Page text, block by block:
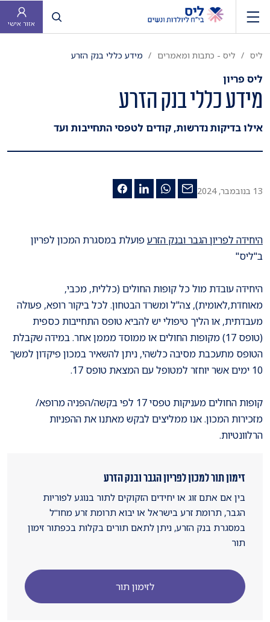
פתח חיפוש
אזור אישי
ליס ליס - כתבות ומאמרים מידע כללי בנק הזרע
ליס פריון
מידע כללי בנק הזרע
אילו בדיקות נדרשות, קודים לטפסי התחייבות ועד
13 בנובמבר, 2024
היחידה לפריון הגבר ובנק הזרעפועלת במסגרת המכון לפריון
ב"ליס"
היחידה עובדת מול כל קופות החולים (כללית, מכבי,
מאוחדת,לאומית), צה"ל ומשרד הבטחון. לכל ביקור רופא, פעולה
מעבדתית, או הליך טיפולי יש להביא טופס התחייבות כספית
(טופס 17) מקופות החולים או ממוסד מממן אחר. במידה שקבלת
הטופס מתעכבת מסיבה כלשהי, ניתן להשאיר במכון פיקדון למשך
10 ימים אשר יוחזר למטופל עם המצאת טופס 17.
קופות החולים מעניקות טפסי 17 לפי בקשה/הפניה מרופא/
מזכירות המכון. אנו ממליצים לבקש מאתנו את ההפניות
הרלוונטיות.
זימון תור למכון לפריון הגבר ובנק הזרע
בין אם אתם זוג או יחידים הזקוקים לתור בנוגע לפוריות
הגבר, תרומת זרע בישראל או יבוא תרומת זרע מחו"ל
במסגרת בנק הזרע, ניתן לתאם תורים בקלות בכפתור זימון
תור
לזימון תור